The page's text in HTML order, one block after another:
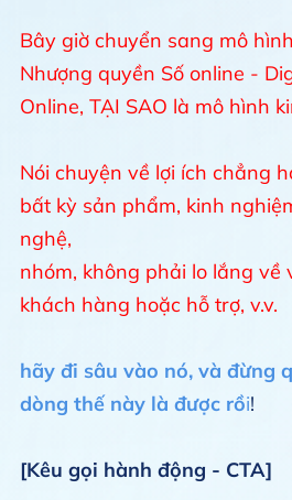
Bây giờ chuyển sang mô
Nhượng quyền Số online -
Online, TẠI SAO là mô hình
Nói chuyện về lợi ích chẳng
bất kỳ sản phẩm, kinh
nghệ,
nhóm, không phải lo lắng về
khách hàng hoặc hỗ trợ, v.v.
hãy đi sâu vào nó, và đừng
dòng thế này là được rồi!
[Kêu gọi hành động - CTA]